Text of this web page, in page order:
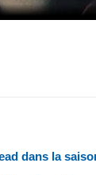
dans la